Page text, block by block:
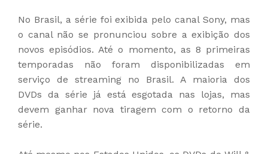
No Brasil, a série foi exibida pelo canal Sony, mas
o canal não se pronunciou sobre a exibição dos
novos episódios. Até o momento, as 8 primeiras
temporadas não foram disponibilizadas em
serviço de streaming no Brasil. A maioria dos
DVDs da série já está esgotada nas lojas, mas
devem ganhar nova tiragem com o retorno da
série.